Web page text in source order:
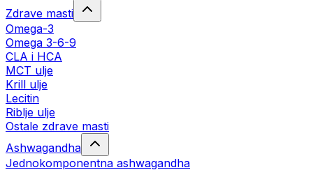
Zdrave masti
Omega-3
Omega 3-6-9
CLA i HCA
MCT ulje
Krill ulje
Lecitin
Riblje ulje
Ostale zdrave masti
Ashwagandha
Jednokomponentna ashwagandha